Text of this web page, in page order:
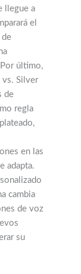
llegue a
el
último,
vs. Silver
de
regla
en las
adapta.
cambia
de voz
su